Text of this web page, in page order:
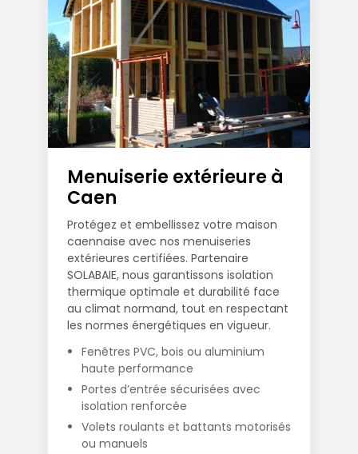
Menuiserie extérieure à
Caen
Protégez et embellissez votre maison
caennaise avec nos menuiseries
extérieures certifiées. Partenaire
SOLABAIE, nous garantissons isolation
thermique optimale et durabilité face
au climat normand, tout en respectant
les normes énergétiques en vigueur.
Fenêtres PVC, bois ou aluminium
haute performance
Portes d’entrée sécurisées avec
isolation renforcée
Volets roulants et battants motorisés
ou manuels